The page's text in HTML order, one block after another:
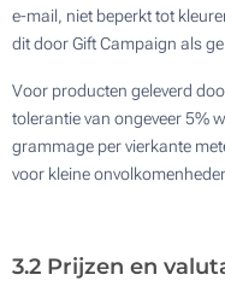
e-mail, niet beperkt tot
dit door Gift Campaign als
Voor producten geleverd
tolerantie van ongeveer 5%
grammage per vierkante
voor kleine
3.2 Prijzen en